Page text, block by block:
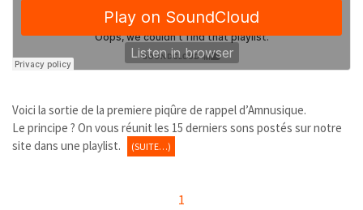
Voici la sortie de la premiere piqûre de rappel d’Amnusique.
Le principe ? On vous réunit les 15 derniers sons postés sur notre
site dans une playlist.
(SUITE…)
1